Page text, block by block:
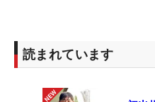
読まれています